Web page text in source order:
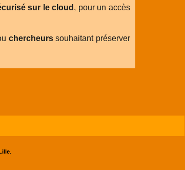
sur le cloud , pour un accès
chercheurssouhaitant préserver